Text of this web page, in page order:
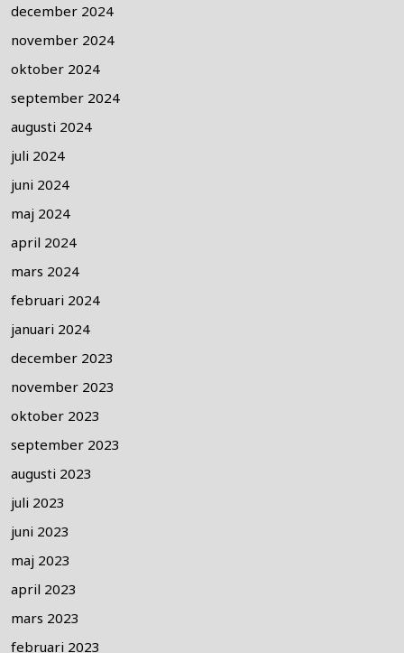
december 2024
november 2024
oktober 2024
september 2024
augusti 2024
juli 2024
juni 2024
maj 2024
april 2024
mars 2024
februari 2024
januari 2024
december 2023
november 2023
oktober 2023
september 2023
augusti 2023
juli 2023
juni 2023
maj 2023
april 2023
mars 2023
februari 2023